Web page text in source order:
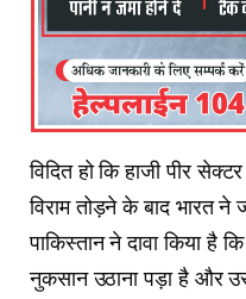
विदित हो कि हाजी पीर
विराम तोड़ने के बाद भारत ने
पाकिस्तान ने दावा किया है
नुकसान उठाना पड़ा है और